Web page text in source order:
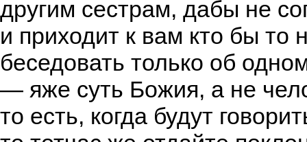
другим сестрам, дабы не
и приходит к вам кто бы то
беседовать только об
— яже суть Божия, а не
то есть, когда будут